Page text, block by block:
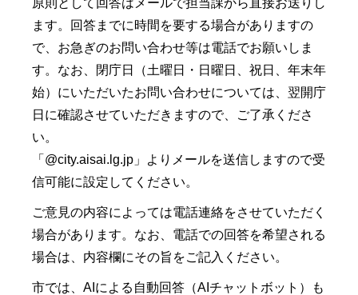
ます。回答までに時間を要する場合がありますの
で、お急ぎのお問い合わせ等は電話でお願いしま
す。なお、閉庁日（土曜日・日曜日、祝日、年末年
始）にいただいたお問い合わせについては、翌開庁
日に確認させていただきますので、ご了承くださ
い。
「@city.aisai.lg.jp」よりメールを送信しますので受
信可能に設定してください。
ご意見の内容によっては電話連絡をさせていただく
場合があります。なお、電話での回答を希望される
場合は、内容欄にその旨をご記入ください。
市では、AIによる自動回答（AIチャットボット）も